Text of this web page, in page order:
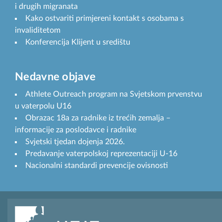
i drugih migranata
Kako ostvariti primjereni kontakt s osobama s
invaliditetom
Konferencija Klijent u središtu
Nedavne objave
Athlete Outreach program na Svjetskom prvenstvu
u vaterpolu U16
Obrazac 18a za radnike iz trećih zemalja –
informacije za poslodavce i radnike
Svjetski tjedan dojenja 2026.
Predavanje vaterpolskoj reprezentaciji U-16
Nacionalni standardi prevencije ovisnosti